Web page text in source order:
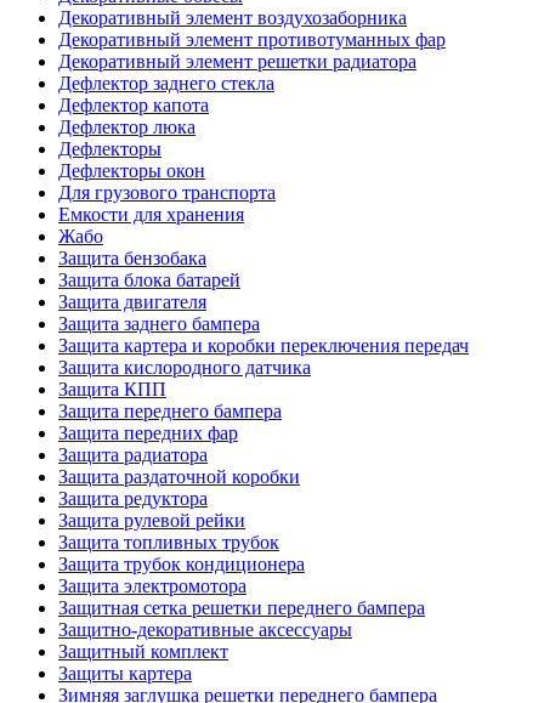
Декоративный элемент воздухозаборника
Декоративный элемент противотуманных фар
Декоративный элемент решетки радиатора
Дефлектор заднего стекла
Дефлектор капота
Дефлектор люка
Дефлекторы
Дефлекторы окон
Для грузового транспорта
Емкости для хранения
Жабо
Защита бензобака
Защита блока батарей
Защита двигателя
Защита заднего бампера
Защита картера и коробки переключения передач
Защита кислородного датчика
Защита КПП
Защита переднего бампера
Защита передних фар
Защита радиатора
Защита раздаточной коробки
Защита редуктора
Защита рулевой рейки
Защита топливных трубок
Защита трубок кондиционера
Защита электромотора
Защитная сетка решетки переднего бампера
Защитно-декоративные аксессуары
Защитный комплект
Защиты картера
Зимняя заглушка решетки переднего бампера